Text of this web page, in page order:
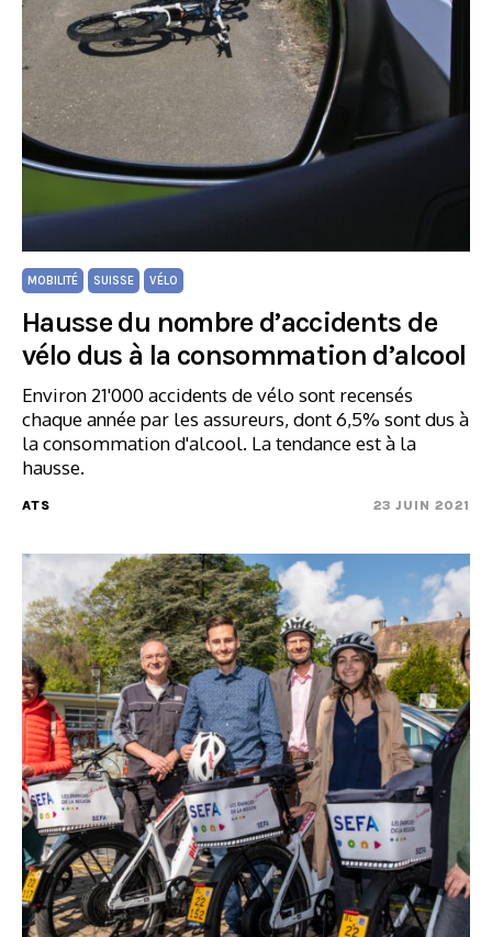
MOBILITÉ SUISSE VÉLO
Hausse du nombre d’accidents de
vélo dus à la consommation d’alcool
Environ 21'000 accidents de vélo sont recensés
chaque année par les assureurs, dont 6,5% sont dus à
la consommation d'alcool. La tendance est à la
hausse.
ATS 23 JUIN 2021